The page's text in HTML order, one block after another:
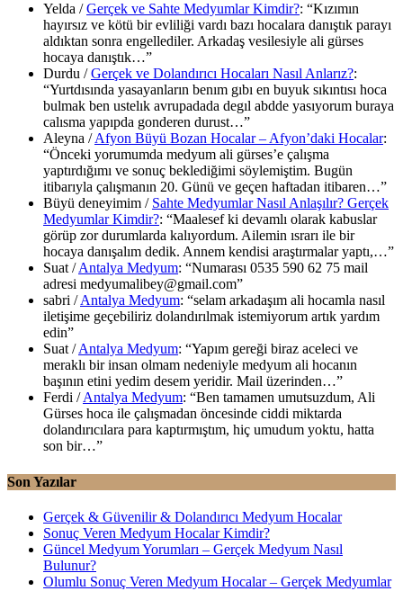
Yelda /Gerçek ve Sahte Medyumlar Kimdir?: “Kızımın
hayırsız ve kötü bir evliliği vardı bazı hocalara danıştık parayı
aldıktan sonra engellediler. Arkadaş vesilesiyle ali gürses
hocaya danıştık…”
Durdu /Gerçek ve Dolandırıcı Hocaları Nasıl Anlarız?:
“Yurtdısında yasayanların benım gıbı en buyuk sıkıntısı hoca
bulmak ben ustelık avrupadada degıl abdde yasıyorum buraya
calısma yapıpda gonderen durust…”
Aleyna /Afyon Büyü Bozan Hocalar – Afyon’daki Hocalar:
“Önceki yorumumda medyum ali gürses’e çalışma
yaptırdığımı ve sonuç beklediğimi söylemiştim. Bugün
itibarıyla çalışmanın 20. Günü ve geçen haftadan itibaren…”
Büyü deneyimim / Sahte Medyumlar Nasıl Anlaşılır? Gerçek
Medyumlar Kimdir?: “Maalesef ki devamlı olarak kabuslar
görüp zor durumlarda kalıyordum. Ailemin ısrarı ile bir
hocaya danışalım dedik. Annem kendisi araştırmalar yaptı,…”
Suat /Antalya Medyum: “Numarası 0535 590 62 75 mail
adresi medyumalibey@gmail.com”
sabri /Antalya Medyum: “selam arkadaşım ali hocamla nasıl
iletişime geçebiliriz dolandırılmak istemiyorum artık yardım
edin”
Suat /Antalya Medyum: “Yapım gereği biraz aceleci ve
meraklı bir insan olmam nedeniyle medyum ali hocanın
başının etini yedim desem yeridir. Mail üzerinden…”
Ferdi /Antalya Medyum: “Ben tamamen umutsuzdum, Ali
Gürses hoca ile çalışmadan öncesinde ciddi miktarda
dolandırıcılara para kaptırmıştım, hiç umudum yoktu, hatta
son bir…”
Son Yazılar
Gerçek & Güvenilir & Dolandırıcı Medyum Hocalar
Sonuç Veren Medyum Hocalar Kimdir?
Güncel Medyum Yorumları – Gerçek Medyum Nasıl
Bulunur?
Olumlu Sonuç Veren Medyum Hocalar – Gerçek Medyumlar